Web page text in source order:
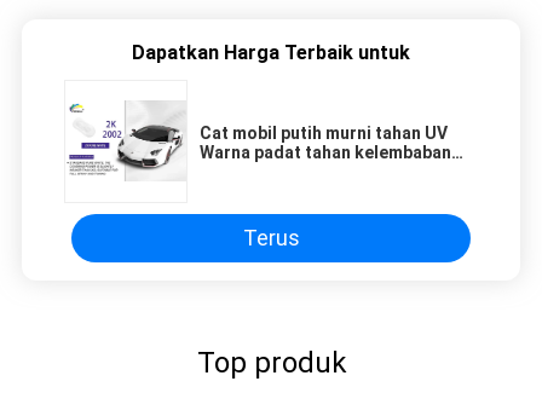
Dapatkan Harga Terbaik untuk
Cat mobil putih murni tahan UV
Warna padat tahan kelembaban
Terus
Top produk